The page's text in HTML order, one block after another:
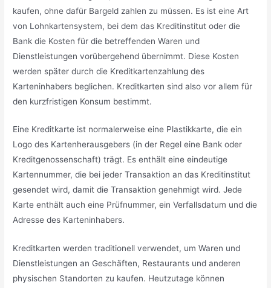
kaufen, ohne dafür Bargeld zahlen zu müssen. Es ist eine Art
von Lohnkartensystem, bei dem das Kreditinstitut oder die
Bank die Kosten für die betreffenden Waren und
Dienstleistungen vorübergehend übernimmt. Diese Kosten
werden später durch die Kreditkartenzahlung des
Karteninhabers beglichen. Kreditkarten sind also vor allem für
den kurzfristigen Konsum bestimmt.
Eine Kreditkarte ist normalerweise eine Plastikkarte, die ein
Logo des Kartenherausgebers (in der Regel eine Bank oder
Kreditgenossenschaft) trägt. Es enthält eine eindeutige
Kartennummer, die bei jeder Transaktion an das Kreditinstitut
gesendet wird, damit die Transaktion genehmigt wird. Jede
Karte enthält auch eine Prüfnummer, ein Verfallsdatum und die
Adresse des Karteninhabers.
Kreditkarten werden traditionell verwendet, um Waren und
Dienstleistungen an Geschäften, Restaurants und anderen
physischen Standorten zu kaufen. Heutzutage können